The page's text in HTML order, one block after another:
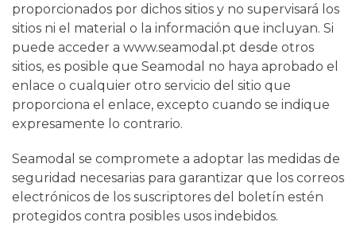
proporcionados por dichos sitios y no supervisará los
sitios ni el material o la información que incluyan. Si
puede acceder a www.seamodal.pt desde otros
sitios, es posible que Seamodal no haya aprobado el
enlace o cualquier otro servicio del sitio que
proporciona el enlace, excepto cuando se indique
expresamente lo contrario.
Seamodal se compromete a adoptar las medidas de
seguridad necesarias para garantizar que los correos
electrónicos de los suscriptores del boletín estén
protegidos contra posibles usos indebidos.